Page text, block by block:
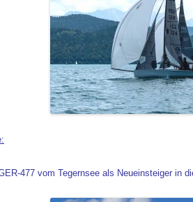
477 vom Tegernsee als Neueinsteiger in